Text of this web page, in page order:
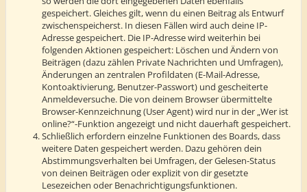
gespeichert. Gleiches gilt, wenn du einen Beitrag als Entwurf
zwischenspeicherst. In diesen Fällen wird auch deine IP-
Adresse gespeichert. Die IP-Adresse wird weiterhin bei
folgenden Aktionen gespeichert: Löschen und Ändern von
Beiträgen (dazu zählen Private Nachrichten und Umfragen),
Änderungen an zentralen Profildaten (E-Mail-Adresse,
Kontoaktivierung, Benutzer-Passwort) und gescheiterte
Anmeldeversuche. Die von deinem Browser übermittelte
Browser-Kennzeichnung (User Agent) wird nur in der „Wer ist
online?“-Funktion angezeigt und nicht dauerhaft gespeichert.
Schließlich erfordern einzelne Funktionen des Boards, dass
weitere Daten gespeichert werden. Dazu gehören dein
Abstimmungsverhalten bei Umfragen, der Gelesen-Status
von deinen Beiträgen oder explizit von dir gesetzte
Lesezeichen oder Benachrichtigungsfunktionen.